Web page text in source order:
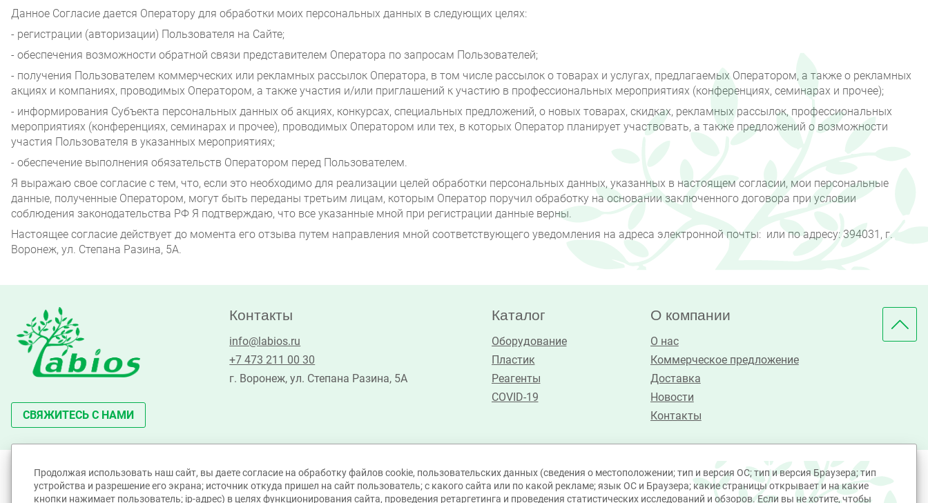
Данное Согласие дается Оператору для обработки моих персональных данных в следующих целях:
- регистрации (авторизации) Пользователя на Сайте;
- обеспечения возможности обратной связи представителем Оператора по запросам Пользователей;
- получения Пользователем коммерческих или рекламных рассылок Оператора, в том числе рассылок о товарах и услугах, предлагаемых Оператором, а также о рекламных
акциях и компаниях, проводимых Оператором, а также участия и/или приглашений к участию в профессиональных мероприятиях (конференциях, семинарах и прочее);
- информирования Субъекта персональных данных об акциях, конкурсах, специальных предложений, о новых товарах, скидках, рекламных рассылок, профессиональных
мероприятиях (конференциях, семинарах и прочее), проводимых Оператором или тех, в которых Оператор планирует участвовать, а также предложений о возможности
участия Пользователя в указанных мероприятиях;
- обеспечение выполнения обязательств Оператором перед Пользователем.
Я выражаю свое согласие с тем, что, если это необходимо для реализации целей обработки персональных данных, указанных в настоящем согласии, мои персональные
данные, полученные Оператором, могут быть переданы третьим лицам, которым Оператор поручил обработку на основании заключенного договора при условии
соблюдения законодательства РФ Я подтверждаю, что все указанные мной при регистрации данные верны.
Настоящее согласие действует до момента его отзыва путем направления мной соответствующего уведомления на адреса электронной почты: или по адресу: 394031, г.
Воронеж, ул. Степана Разина, 5А.
Продолжая использовать наш сайт, вы даете согласие на обработку файлов cookie, пользовательских данных (сведения о местоположении; тип и версия ОС; тип и версия Браузера; тип
устройства и разрешение его экрана; источник откуда пришел на сайт пользователь; с какого сайта или по какой рекламе; язык ОС и Браузера; какие страницы открывает и на какие
кнопки нажимает пользователь; ip-адрес) в целях функционирования сайта, проведения ретаргетинга и проведения статистических исследований и обзоров. Если вы не хотите, чтобы
СВЯЖИТЕСЬ С НАМИ
Контакты
info@labios.ru
+7 473 211 00 30
г. Воронеж, ул. Степана Разина, 5А
Каталог
Оборудование
Пластик
Реагенты
COVID-19
О компании
О нас
Коммерческое предложение
Доставка
Новости
Контакты
©Лабиос 2010 - 2026. All Rights Reserved.
Политика принятия персональных данных